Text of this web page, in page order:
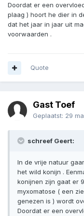
Doordat er een
plaag ) hoort he dier in
dat het jaar in jaar uit
voorwaarden .
Quote
Gast Toef
Geplaatst: 29
schreef Geert:
In de vrije natuur
het wild konijn .
konijnen zijn gaat er
myxomatose ( een
genezen is ) wordt
Doordat er een